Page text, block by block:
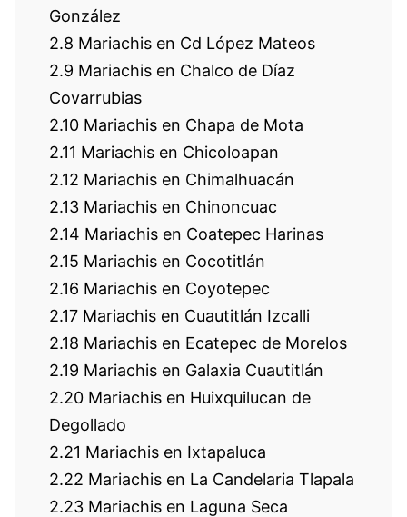
González
2.8 Mariachis en Cd López Mateos
2.9 Mariachis en Chalco de Díaz
Covarrubias
2.10 Mariachis en Chapa de Mota
2.11 Mariachis en Chicoloapan
2.12 Mariachis en Chimalhuacán
2.13 Mariachis en Chinoncuac
2.14 Mariachis en Coatepec Harinas
2.15 Mariachis en Cocotitlán
2.16 Mariachis en Coyotepec
2.17 Mariachis en Cuautitlán Izcalli
2.18 Mariachis en Ecatepec de Morelos
2.19 Mariachis en Galaxia Cuautitlán
2.20 Mariachis en Huixquilucan de
Degollado
2.21 Mariachis en Ixtapaluca
2.22 Mariachis en La Candelaria Tlapala
2.23 Mariachis en Laguna Seca